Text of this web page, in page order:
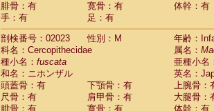
腓骨：有
寛骨：有
体幹：有
手：有
足：有
剖検番号：02023
性別：M
年齢：
科名：Cercopithecidae
属名：
種小名： fuscata
亜種小名
和名：ニホンザル
英名：
頭蓋骨：有
下顎骨：有
上腕骨：
尺骨：有
肩甲骨：有
大腿骨：
腓骨：有
寛骨：有
体幹：有